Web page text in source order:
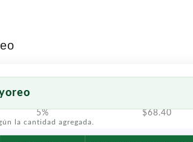
la cantidad agregada.
5% $68.40